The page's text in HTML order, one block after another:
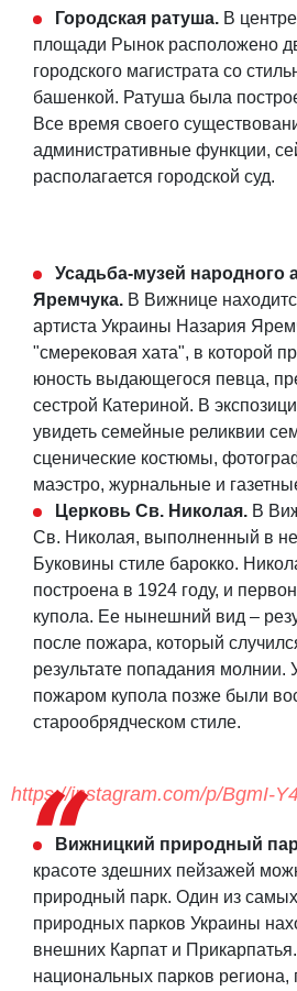
Городская ратуша. В
площади Рынок расположено
городского магистрата со
башенкой. Ратуша была
Все время своего
административные функции,
располагается городской суд.
Усадьба-музей народного
Яремчука. В Вижнице
артиста Украины Назария
"смерековая хата", в которой
юность выдающегося певца,
сестрой Катериной. В
увидеть семейные реликвии
сценические костюмы,
маэстро, журнальные и
Церковь Св. Николая. В
Св. Николая, выполненный в
Буковины стиле барокко.
построена в 1924 году, и
купола. Ее нынешний вид –
после пожара, который
результате попадания молнии.
пожаром купола позже были
старообрядческом стиле.
https://instagram.com/p/BgmI-
Вижницкий природный
красоте здешних пейзажей
природный парк. Один из
природных парков Украины
внешних Карпат и
национальных парков региона,